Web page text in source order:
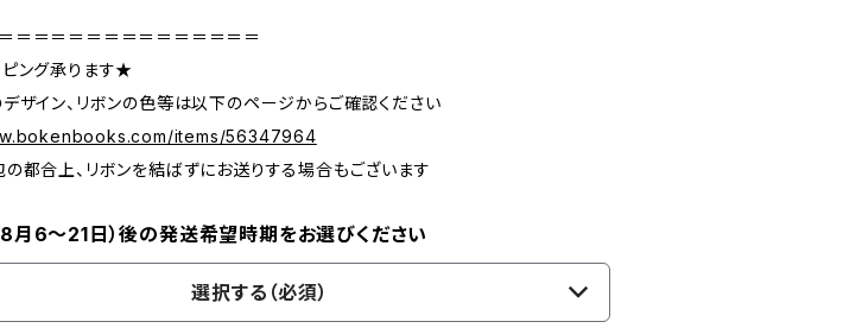
＝＝＝＝＝＝＝＝＝＝＝＝＝＝
ング承ります★
デザイン、リボンの色等は以下のページからご確認ください
items/56347964
都合上、リボンを結ばずにお送りする場合もございます
月6〜21日）後の発送希望時期をお選びください
選択する（必須）